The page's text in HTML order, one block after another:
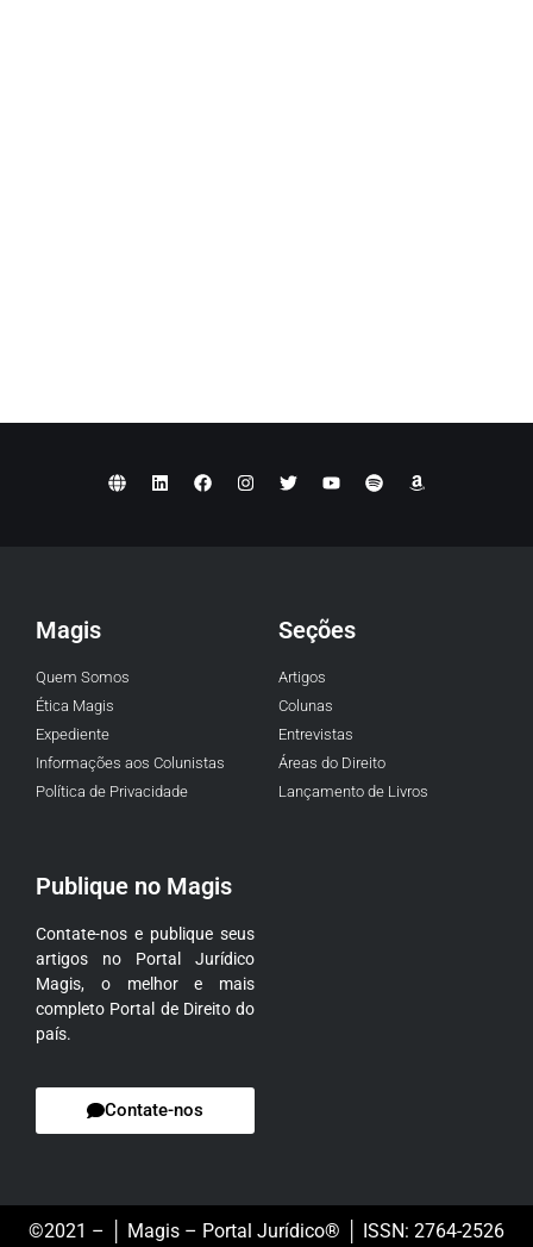
Magis
Quem Somos
Ética Magis
Expediente
Informações aos Colunistas
Política de Privacidade
Seções
Artigos
Colunas
Entrevistas
Áreas do Direito
Lançamento de Livros
Publique no Magis
Contate-nos e publique seus
artigos no Portal Jurídico
Magis, o melhor e mais
completo Portal de Direito do
país.
Contate-nos
©2021 – │ Magis – Portal Jurídico® │ ISSN: 2764-2526